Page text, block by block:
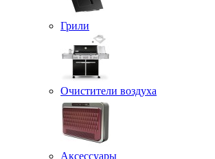
Грили
Очистители воздуха
Аксессуары